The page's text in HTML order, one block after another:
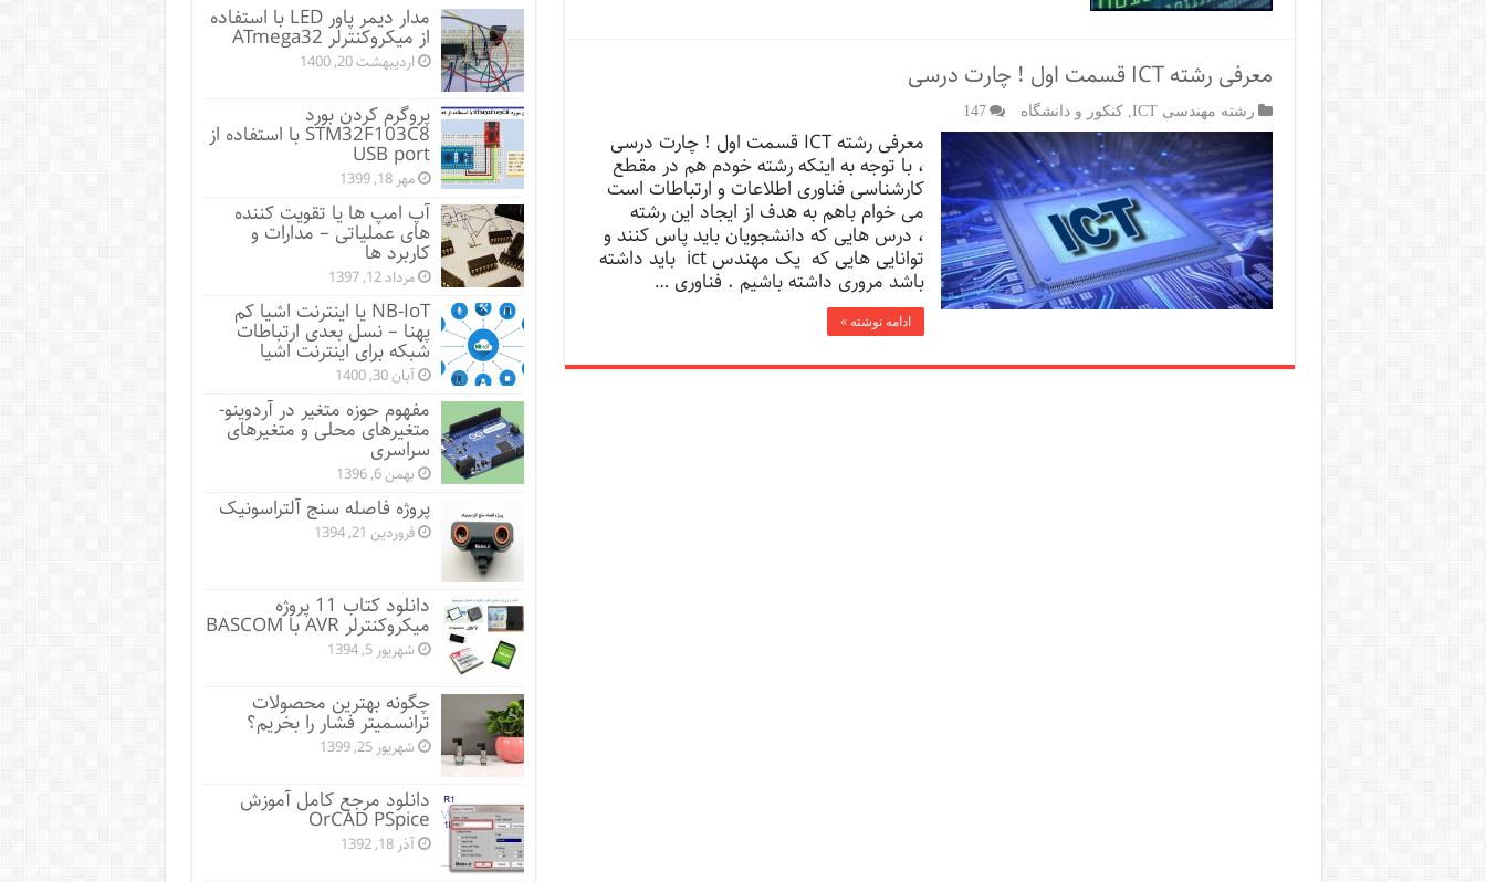
معرفی رشته ICT قسمت اول ! چارت درسی
رشته مهندسی ICT ,کنکور و دانشگاه 147
معرفی رشته ICT قسمت اول ! چارت درسی
، با توجه به اینکه رشته خودم هم در مقطع
کارشناسی فناوری اطلاعات و ارتباطات است
می خوام باهم به هدف از ایجاد این رشته
، درس هایی که دانشجویان باید پاس کنند و
توانایی هایی که یک مهندس ict باید داشته
باشد مروری داشته باشیم . فناوری …
ادامه نوشته »
مدار دیمر پاور LED با استفاده
از میکروکنترلر ATmega32
اردیبهشت 20, 1400
پروگرم کردن بورد
STM32F103C8 با استفاده از
USB port
مهر 18, 1399
آپ امپ ها یا تقویت کننده
های عملیاتی – مدارات و
کاربرد ها
مرداد 12, 1397
NB-IoT یا اینترنت اشیا کم
پهنا – نسل بعدی ارتباطات
شبکه برای اینترنت اشیا
آبان 30, 1400
مفهوم حوزه متغیر در آردوینو-
متغیرهای محلی و متغیرهای
سراسری
بهمن 6, 1396
پروژه فاصله سنج آلتراسونیک
فروردین 21, 1394
دانلود کتاب 11 پروژه
میکروکنترلر AVR با BASCOM
شهریور 5, 1394
چگونه بهترین محصولات
ترانسمیتر فشار را بخریم؟
شهریور 25, 1399
دانلود مرجع کامل آموزش
OrCAD PSpice
آذر 18, 1392